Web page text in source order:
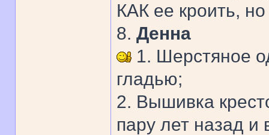
КАК ее кроить,
8. Денна
1. Шерстяное
гладью;
2. Вышивка
пару лет назад и